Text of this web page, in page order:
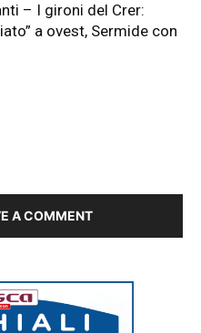
– I gironi del Crer:
a ovest, Sermide con
A COMMENT